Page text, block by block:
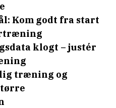
Kom godt fra start
klogt – justér
træning og